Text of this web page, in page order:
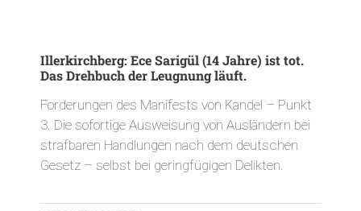
Illerkirchberg: Ece Sarigül (14 Jahre) ist tot.
Das Drehbuch der Leugnung läuft.
Forderungen des Manifests von Kandel – Punkt
3. Die sofortige Ausweisung von Ausländern bei
strafbaren Handlungen nach dem deutschen
Gesetz – selbst bei geringfügigen Delikten.